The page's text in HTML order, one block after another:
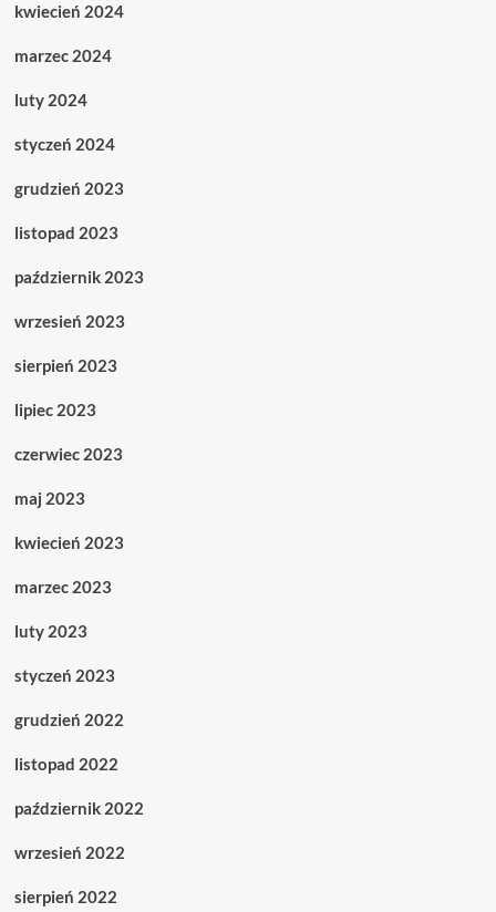
kwiecień 2024
marzec 2024
luty 2024
styczeń 2024
grudzień 2023
listopad 2023
październik 2023
wrzesień 2023
sierpień 2023
lipiec 2023
czerwiec 2023
maj 2023
kwiecień 2023
marzec 2023
luty 2023
styczeń 2023
grudzień 2022
listopad 2022
październik 2022
wrzesień 2022
sierpień 2022